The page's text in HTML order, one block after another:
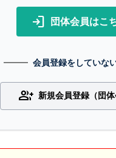
login 団体会員はこ
会員登録をしていな
group_add 新規会員登録（団体